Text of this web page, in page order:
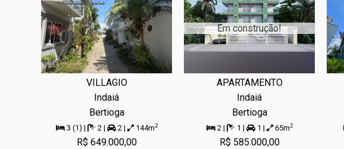
VILLAGIO
Indaiá
Bertioga
3 (1) | 2 | 2 | 144m2
R$ 649.000,00
Em construção!
APARTAMENTO
Indaiá
Bertioga
2 | 1 | 1 | 65m2
R$ 585.000,00